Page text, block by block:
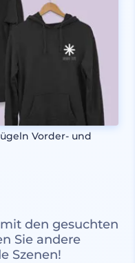
Vorder- und
den gesuchten
Sie andere
Szenen!